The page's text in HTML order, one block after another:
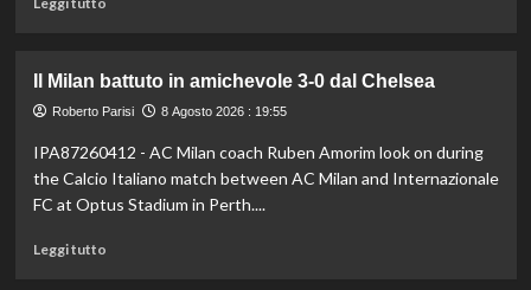
Darderi
avanza
quarti
a
Montreal,
battuto
Il Milan battuto in amichevole 3-0 dal Chelsea
Roberto Parisi 8 Agosto 2026 : 19:55
IPA87260412 - AC Milan coach Ruben Amorim look on during
the Calcio Italiano match between AC Milan and Internazionale
FC at Optus Stadium in Perth....
Leggi tuttoLeggi